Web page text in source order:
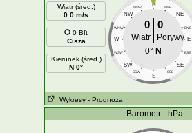
Wiatr (śred.)
0.0 m/s
0 Bft
Cisza
Kierunek (śred.)
N 0°
N
NNW NNE
NW NE
WNW ENE
W E
WSW ESE
SW SE
SSW SSE
S
0 0
Wiatr
Porywy
0° N
Wykresy - Prognoza
Barometr - hPa